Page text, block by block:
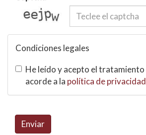
captcha
Condiciones legales
He leído y acepto el
acorde a la política de privacidad
Enviar